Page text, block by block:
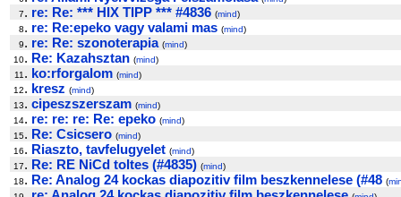
7. re: Re: *** HIX TIPP *** #4836 (mind)
8. re: Re:epeko vagy valami mas (mind)
9. re: Re: szonoterapia (mind)
10. Re: Kazahsztan (mind)
11 . ko:rforgalom (mind)
12. kresz (mind)
13. cipeszszerszam (mind)
14. re: re: re: Re: epeko (mind)
15. Re: Csicsero (mind)
16. Riaszto, tavfelugyelet (mind)
17. Re: RE NiCd toltes (#4835) (mind)
18. Re: Analog 24 kockas diapozitiv film beszkennelese (#48 (